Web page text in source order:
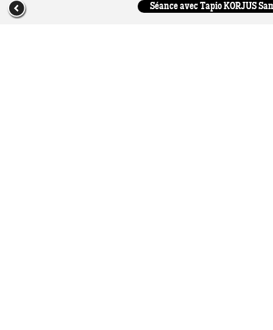
Séance avec Tapio KORJUS